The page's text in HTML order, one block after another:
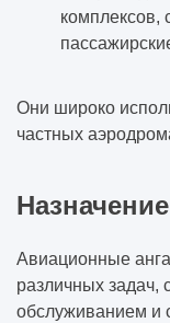
комплексов,
Они широко
частных
Авиационные
различных задач,
обслуживанием и